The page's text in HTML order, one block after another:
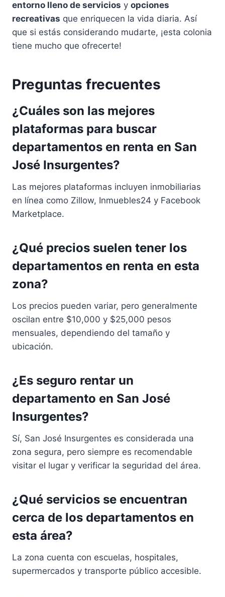
entorno lleno de servicios y opciones
recreativas que enriquecen la vida diaria. Así
que si estás considerando mudarte, ¡esta colonia
tiene mucho que ofrecerte!
Preguntas frecuentes
¿Cuáles son las mejores
plataformas para buscar
departamentos en renta en San
José Insurgentes?
Las mejores plataformas incluyen inmobiliarias
en línea como Zillow, Inmuebles24 y Facebook
Marketplace.
¿Qué precios suelen tener los
departamentos en renta en esta
zona?
Los precios pueden variar, pero generalmente
oscilan entre $10,000 y $25,000 pesos
mensuales, dependiendo del tamaño y
ubicación.
¿Es seguro rentar un
departamento en San José
Insurgentes?
Sí, San José Insurgentes es considerada una
zona segura, pero siempre es recomendable
visitar el lugar y verificar la seguridad del área.
¿Qué servicios se encuentran
cerca de los departamentos en
esta área?
La zona cuenta con escuelas, hospitales,
supermercados y transporte público accesible.